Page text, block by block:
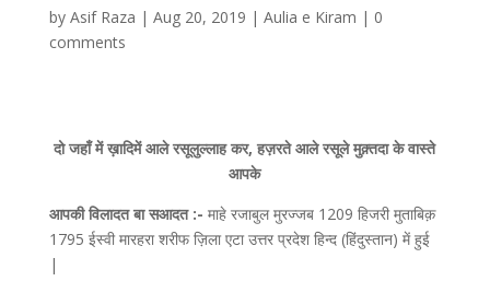
by Asif Raza | Aug 20, 2019 | Aulia e Kiram | 0
comments
दो जहाँ में ख़ादिमें आले रसूलुल्लाह कर, हज़रते आले रसूले मुक़्तदा के वास्ते
आपके
आपकी विलादत बा सआदत :- माहे रजाबुल मुरज्जब 1209 हिजरी मुताबिक़
1795 ईस्वी मारहरा शरीफ ज़िला एटा उत्तर प्रदेश हिन्द (हिंदुस्तान) में हुई
|